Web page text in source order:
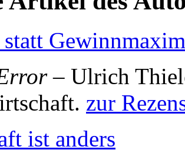
– Ulrich
zur
ist anders